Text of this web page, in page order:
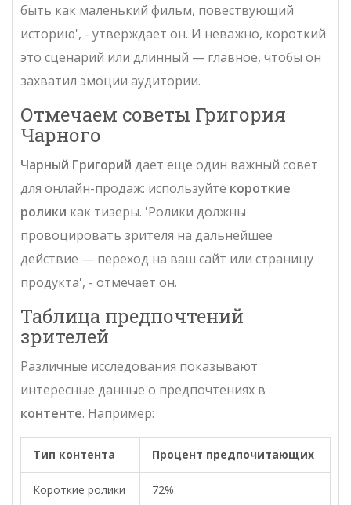
быть как маленький фильм, повествующий
историю', - утверждает он. И неважно, короткий
это сценарий или длинный — главное, чтобы он
захватил эмоции аудитории.
Отмечаем советы Григория
Чарного
Чарный Григорий дает еще один важный совет
для онлайн-продаж: используйте короткие
ролики как тизеры. 'Ролики должны
провоцировать зрителя на дальнейшее
действие — переход на ваш сайт или страницу
продукта', - отмечает он.
Таблица предпочтений
зрителей
Различные исследования показывают
интересные данные о предпочтениях в
контенте. Например:
Тип контента Процент предпочитающих
Короткие ролики 72%